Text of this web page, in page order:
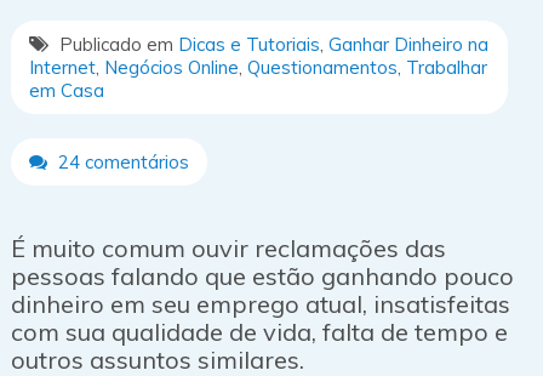
Publicado em Dicas e Tutoriais Ganhar Dinheiro na
Internet, Negócios Online Questionamentos Trabalhar
em Casa
24 comentários
É muito comum ouvir reclamações das
pessoas falando que estão ganhando pouco
dinheiro em seu emprego atual, insatisfeitas
com sua qualidade de vida, falta de tempo e
outros assuntos similares.